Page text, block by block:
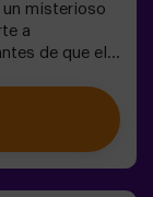
misterioso
a
de que el
donde:✔
del
Secreto de la